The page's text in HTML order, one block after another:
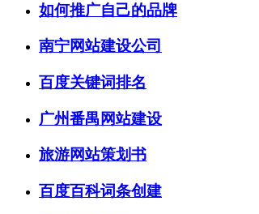
如何推广自己的品牌
南宁网站建设公司
百度关键词排名
广州番禺网站建设
旅游网站策划书
百度百科词条创建